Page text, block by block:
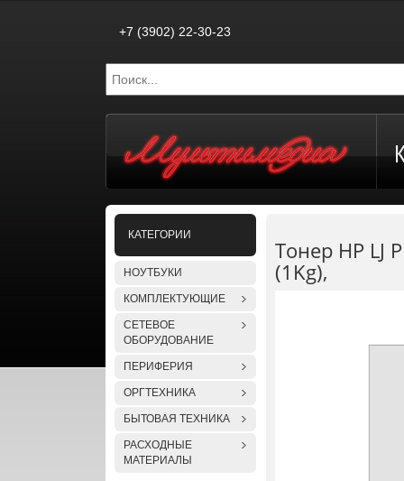
+7 (3902) 22-30-23
КАТЕГОРИИ
НОУТБУКИ
КОМПЛЕКТУЮЩИЕ
СЕТЕВОЕ
ОБОРУДОВАНИЕ
ПЕРИФЕРИЯ
ОРГТЕХНИКА
БЫТОВАЯ ТЕХНИКА
РАСХОДНЫЕ
МАТЕРИАЛЫ
Тонер HP LJ
(1Kg),